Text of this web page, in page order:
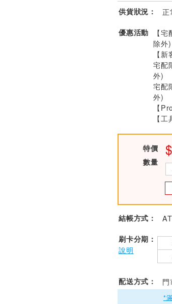
供貨狀況： 正
優惠活動
【
除外)
【
宅配
外)
宅配
外)
【
【
特價
數量
結帳方式：
刷卡分期：
說明
配送方式： 門
*